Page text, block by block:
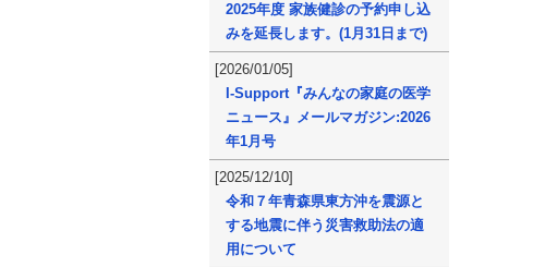
2025年度 家族健診の予約申し込
みを延長します。(1月31日まで)
[2026/01/05]
I-Support『みんなの家庭の医学
ニュース』メールマガジン:2026
年1月号
[2025/12/10]
令和７年青森県東方沖を震源と
する地震に伴う災害救助法の適
用について